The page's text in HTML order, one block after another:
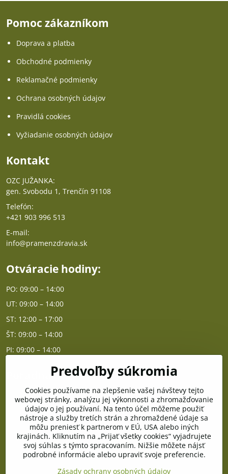
Pomoc zákazníkom
Doprava a platba
Obchodné podmienky
Reklamačné podmienky
Ochrana osobných údajov
Pravidlá cookies
Vyžiadanie osobných údajov
Kontakt
OZC JUŽANKA:
gen. Svobodu 1, Trenčín 91108
Telefón:
+421 903 996 513
E-mail:
info@pramenzdravia.sk
Otváracie hodiny:
PO: 09:00 – 14:00
UT: 09:00 – 14:00
ST: 12:00 – 17:00
ŠT: 09:00 – 14:00
PI: 09:00 – 14:00
PO - PIA od 10:00 do 14:00
Telefón poradňa:
+421 903 996 513
E-mail:
poradna@pramenzdravia.sk
Predvoľby súkromia
Cookies používame na zlepšenie vašej návštevy tejto
webovej stránky, analýzu jej výkonnosti a zhromažďovanie
údajov o jej používaní. Na tento účel môžeme použiť
nástroje a služby tretích strán a zhromaždené údaje sa
môžu preniesť k partnerom v EÚ, USA alebo iných
krajinách. Kliknutím na „Prijať všetky cookies“ vyjadrujete
svoj súhlas s týmto spracovaním. Nižšie môžete nájsť
podrobné informácie alebo upraviť svoje preferencie.
Zásady ochrany osobných údajov